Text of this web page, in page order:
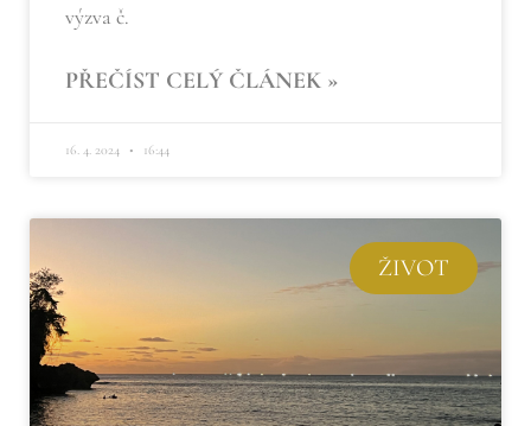
výzva č.
PŘEČÍST CELÝ ČLÁNEK »
16. 4. 2024 16:44
ŽIVOT